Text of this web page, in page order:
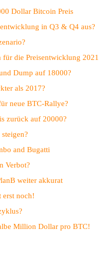
Dollar Bitcoin Preis
in Q3 & Q4 aus?
die Preisentwicklung 2021
Dump auf 18000?
als 2017?
neue BTC-Rallye?
zurück auf 20000?
and Bugatti
Verbot?
weiter akkurat
erst noch!
Million Dollar pro BTC!